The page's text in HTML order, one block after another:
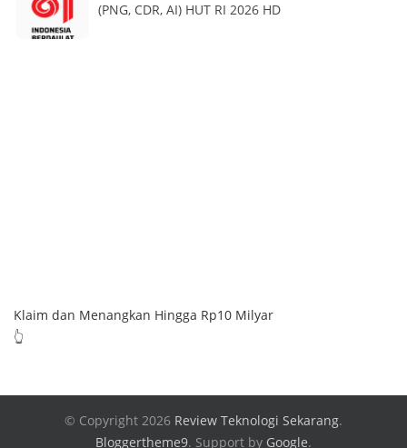
(PNG, CDR, AI) HUT RI 2026 HD
Klaim dan Menangkan Hingga Rp10 Milyar
👆
© Copyright 2026 Review Teknologi Sekarang.
Bloggertheme9. Support by Google.